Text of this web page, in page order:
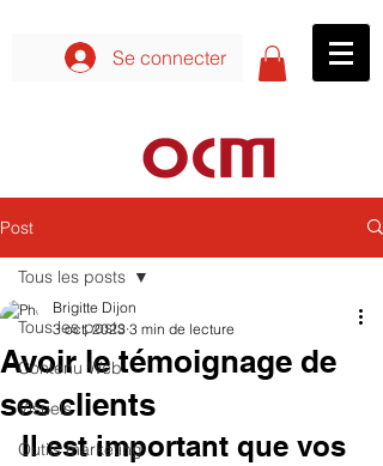
Se connecter
Post
Tous les posts
Contenu Web
Visuels
Outils marketing
Tous les posts
Avoir le témoignage de
ses clients
Brigitte Dijon
3 oct. 2023 3 min de lecture
Il est important que vos